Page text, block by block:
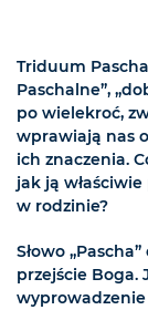
Triduum
Paschalne”,
po wielekroć,
wprawiają nas
ich znaczenia.
jak ją
w rodzinie?
Słowo
przejście Boga.